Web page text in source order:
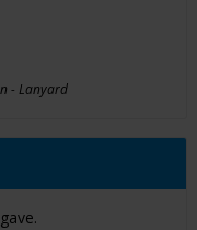
- Lanyard